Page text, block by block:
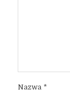
Nazwa *